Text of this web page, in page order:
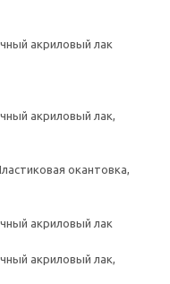
акриловый лак
акриловый лак,
окантовка,
акриловый лак
акриловый лак,